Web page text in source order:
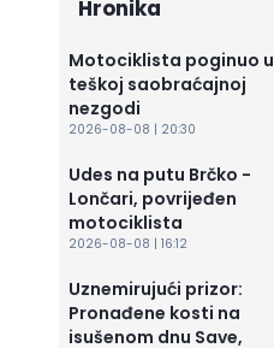
Hronika
Motociklista poginuo u
teškoj saobraćajnoj
nezgodi
2026-08-08 | 20:30
Udes na putu Brčko -
Lončari, povrijeđen
motociklista
2026-08-08 | 16:12
Uznemirujući prizor:
Pronađene kosti na
isušenom dnu Save,